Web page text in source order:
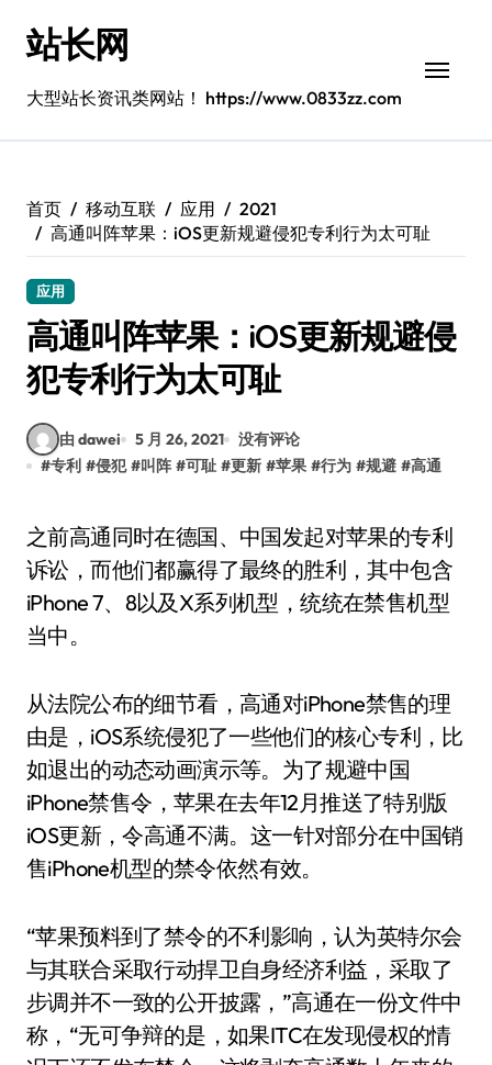
站长网
大型站长资讯类网站！ https://www.0833zz.com
首页 移动互联 应用
2021
高通叫阵苹果：iOS更新规避侵犯专利行为太可耻
应用
高通叫阵苹果：iOS更新规避侵
犯专利行为太可耻
由 dawei 5 月 26, 2021
没有评论
#专利 #侵犯 #叫阵 #可耻 #更新 #苹果 #行为 #规避 #高通
之前高通同时在德国、中国发起对苹果的专利
诉讼，而他们都赢得了最终的胜利，其中包含
iPhone 7、8以及X系列机型，统统在禁售机型
当中。
从法院公布的细节看，高通对iPhone禁售的理
由是，iOS系统侵犯了一些他们的核心专利，比
如退出的动态动画演示等。为了规避中国
iPhone禁售令，苹果在去年12月推送了特别版
iOS更新，令高通不满。这一针对部分在中国销
售iPhone机型的禁令依然有效。
“苹果预料到了禁令的不利影响，认为英特尔会
与其联合采取行动捍卫自身经济利益，采取了
步调并不一致的公开披露，”高通在一份文件中
称，“无可争辩的是，如果ITC在发现侵权的情